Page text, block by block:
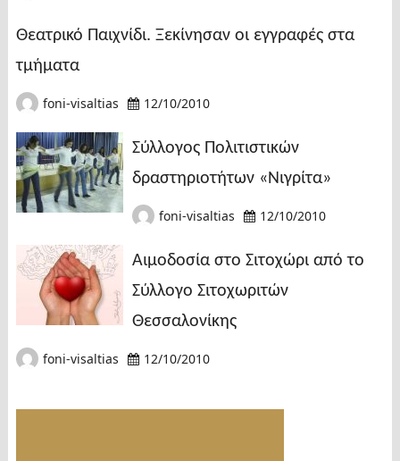
Θεατρικό Παιχνίδι. Ξεκίνησαν οι εγγραφές στα
τμήματα
foni-visaltias 12/10/2010
Σύλλογος Πολιτιστικών
δραστηριοτήτων «Νιγρίτα»
foni-visaltias 12/10/2010
Αιμοδοσία στο Σιτοχώρι από το
Σύλλογο Σιτοχωριτών
Θεσσαλονίκης
foni-visaltias 12/10/2010